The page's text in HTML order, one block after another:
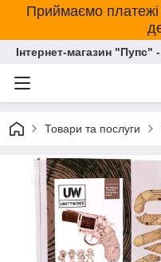
Приймаємо платежі
Інтернет-магазин "Пупс"
Товари та послуги